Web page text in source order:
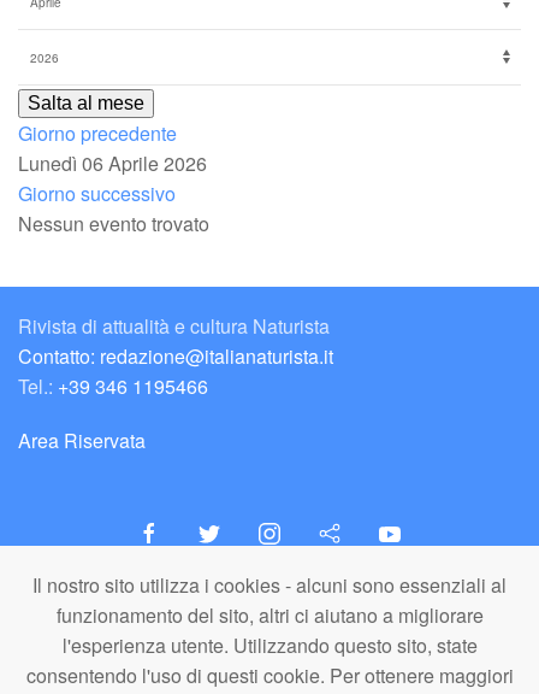
Il nostro sito utilizza i cookies - alcuni sono essenziali al
funzionamento del sito, altri ci aiutano a migliorare
l'esperienza utente. Utilizzando questo sito, state
consentendo l'uso di questi cookie. Per ottenere maggiori
Salta al mese
Giorno precedente
Lunedì 06 Aprile 2026
Giorno successivo
Nessun evento trovato
Rivista di attualità e cultura Naturista
Contatto: redazione@italianaturista.it
Tel.: +39 346 1195466
Area Riservata
italiaNATURISTA
Editore e Redazione
A.N.ITA. Associazione Naturista Italiana (APS)
C.F. 80203710159